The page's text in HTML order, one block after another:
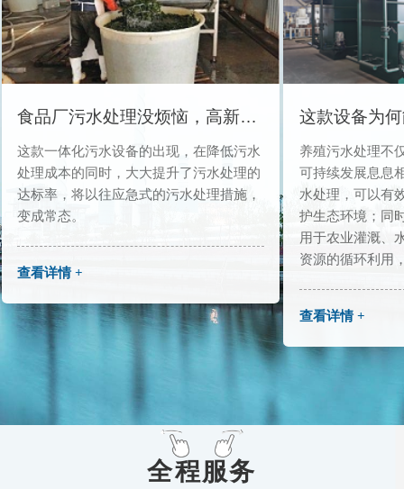
食品厂污水处理没烦恼，高新设备帮大忙
这款一体化污水设备的出现，在降低污水
处理成本的同时，大大提升了污水处理的
达标率，将以往应急式的污水处理措施，
变成常态。
查看详情 +
养殖污水处理不
可持续发展息息
水处理，可以有
护生态环境；同
用于农业灌溉、
资源的循环利用
查看详情 +
全程服务